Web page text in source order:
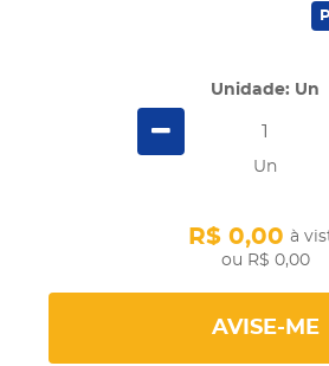
Unidade: Un
Un
R$ 0,00
R$ 0,00 à
AVISE-ME